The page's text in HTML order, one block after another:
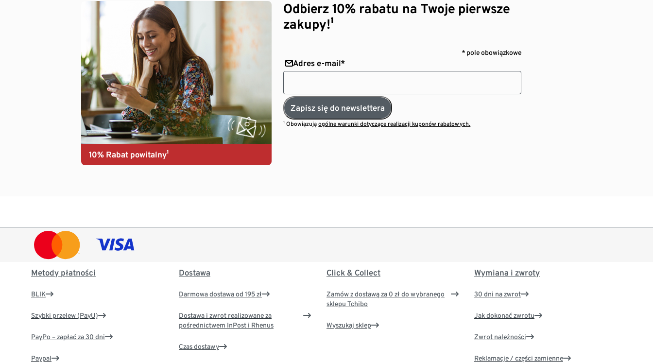
10% Rabat powitalny¹
Odbierz 10% rabatu na Twoje pierwsze
zakupy!¹
* pole obowiązkowe
Adres e-mail*
Zapisz się do newslettera
¹ Obowiązująogólne warunki dotyczące realizacji kuponów rabatowych.
Metody płatności
BLIK
Szybki przelew (PayU)
PayPo – zapłać za 30 dni
Paypal
Dostawa
Darmowa dostawa od 195 zł
Dostawa i zwrot realizowane za
pośrednictwem InPost i Rhenus
Czas dostawy
Click & Collect
Zamów z dostawą za 0 zł do wybranego
sklepu Tchibo
Wyszukaj sklep
Wymiana i zwroty
30 dni na zwrot
Jak dokonać zwrotu
Zwrot należności
Reklamacje / części zamienne